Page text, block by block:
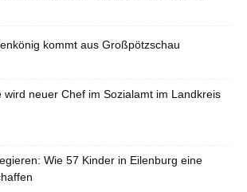
kommt aus Großpötzschau
wird neuer Chef im Sozialamt im Landkreis
Wie 57 Kinder in Eilenburg eine